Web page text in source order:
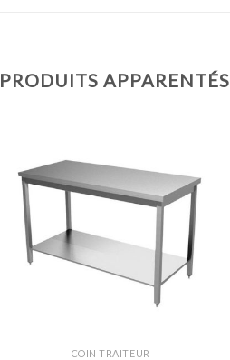
PRODUITS APPARENTÉS
à la
wishlist
COIN TRAITEUR